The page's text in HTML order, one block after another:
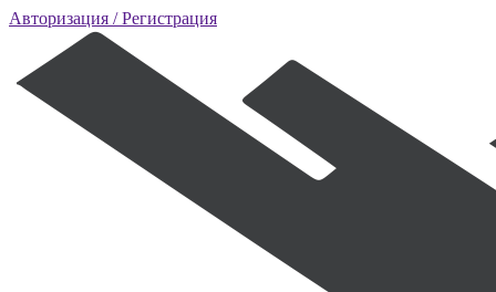
Авторизация / Регистрация